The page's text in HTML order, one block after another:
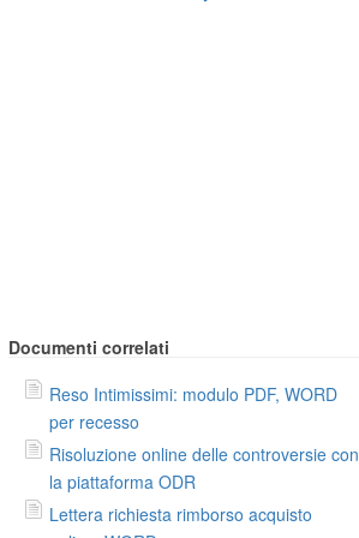
Documenti correlati
Reso Intimissimi: modulo PDF, WORD
per recesso
Risoluzione online delle controversie con
la piattaforma ODR
Lettera richiesta rimborso acquisto